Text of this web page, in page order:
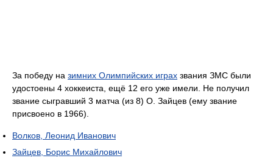
За победу на зимних Олимпийских играх звания ЗМС были
удостоены 4 хоккеиста, ещё 12 его уже имели. Не получил
звание сыгравший 3 матча (из 8) О. Зайцев (ему звание
присвоено в 1966).
Волков, Леонид Иванович
Зайцев, Борис Михайлович